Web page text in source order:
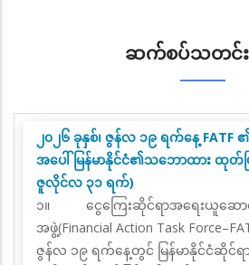
ဆက်စပ်သတင်းမ
၂၀၂၆ ခုနှစ်၊ ဇွန်လ ၁၉ ရက်နေ့ FATF
အပေါ် မြန်မာနိုင်ငံ၏သဘောထား ထုတ်ပ
ဇူလိုင်လ ၃၁ ရက်)
၁။ ငွေကြေးဆိုင်ရာအရေးယူဆေ
အဖွဲ့(Financial Action Task
ဇွန်လ ၁၉ ရက်နေ့တွင် မြန်မာနိုင်ငံဆိုင်ရ